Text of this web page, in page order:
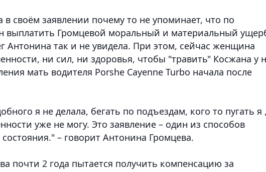
своём заявлении почему то не упоминает, что по
выплатить Громцевой моральный и материальный
Антонина так и не увидела. При этом, сейчас женщина
ни сил, ни здоровья, чтобы "травить" Косжана у
мать водителя Porshe Cayenne Turbo начала после
я не делала, бегать по подъездам, кого то пугать я
уже не могу. Это заявление – один из способов
– говорит Антонина Громцева.
почти 2 года пытается получить компенсацию за